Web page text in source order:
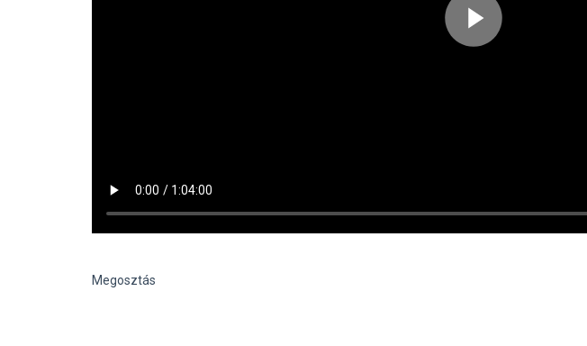
Megosztás